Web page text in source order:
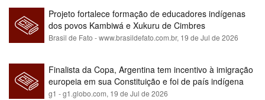
Projeto fortalece formação de educadores indígenas
dos povos Kambiwá e Xukuru de Cimbres
Brasil de Fato - www.brasildefato.com.br, 19 de Jul de 2026
Finalista da Copa, Argentina tem incentivo à imigração
europeia em sua Constituição e foi de país indígena
para maioria branca
g1 - g1.globo.com, 19 de Jul de 2026